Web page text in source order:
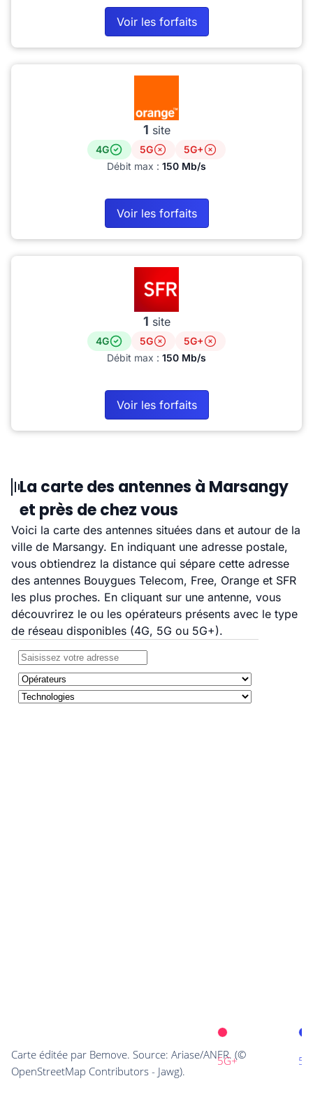
Voir les forfaits
1 site
4G 5G
5G+
Débit max : 150 Mb/s
Voir les forfaits
1 site
4G 5G
5G+
Débit max : 150 Mb/s
Voir les forfaits
La carte des antennes à Marsangy
et près de chez vous
Voici la carte des antennes situées dans et autour de la
ville de Marsangy. En indiquant une adresse postale,
vous obtiendrez la distance qui sépare cette adresse
des antennes Bouygues Telecom, Free, Orange et SFR
les plus proches. En cliquant sur une antenne, vous
découvrirez le ou les opérateurs présents avec le type
de réseau disponibles (4G, 5G ou 5G+).